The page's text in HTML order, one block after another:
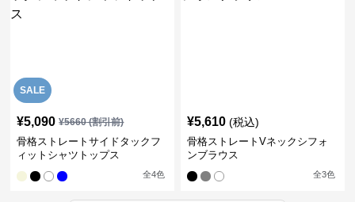
SALE
¥5,090 ¥5660(割引前)
骨格ストレートサイドタックフ
ィットシャツトップス
全4色
¥5,610 (税込)
骨格ストレートVネックシフォ
ンブラウス
全3色